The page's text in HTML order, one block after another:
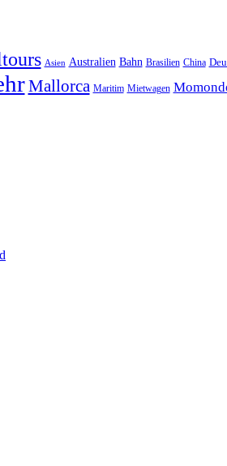
Asien Australien Bahn Brasilien China
Mallorca Maritim Mietwagen